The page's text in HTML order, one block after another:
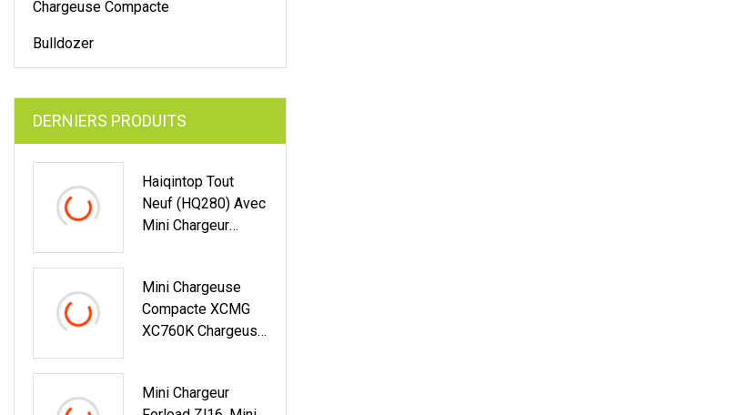
Chargeuse Compacte
Bulldozer
DERNIERS PRODUITS
Haiqintop Tout
Neuf (HQ280) Avec
Mini Chargeur
Mini Chargeuse
Compacte XCMG
XC760K Chargeuse
Chargeuse
Mini Chargeur